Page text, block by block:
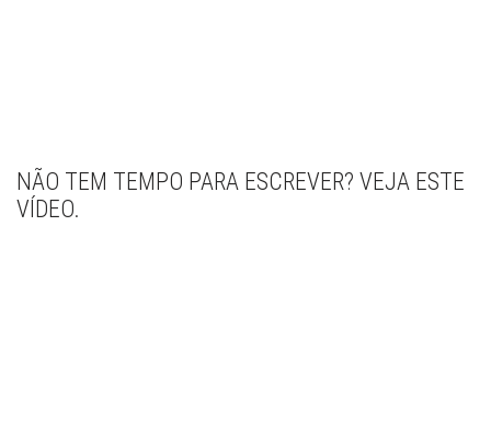
NÃO TEM TEMPO PARA ESCREVER? VEJA ESTE
VÍDEO.